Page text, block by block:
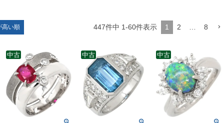
高い順 447件中 1-60件表示 1 2 … 8
中古 中古 中古